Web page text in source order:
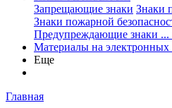
Запрещающие знаки Знаки
Знаки пожарной
Предупреждающие знаки ...
Материалы на электронных
Еще
Главная